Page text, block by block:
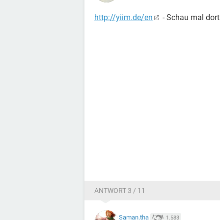
http://yiim.de/en - Schau mal
ANTWORT 3 / 11
Saman.tha 1.583